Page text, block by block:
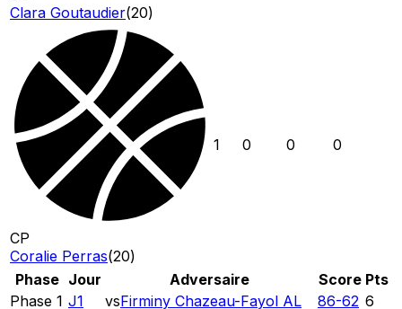
Clara Goutaudier(20)
CP
Coralie Perras(20)
1 0 0 0
Phase Jour Adversaire Score Pts
Phase 1 J1 vsFirminy Chazeau-Fayol AL 86-62 6